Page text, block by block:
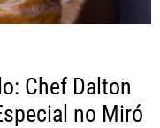
Chef Dalton
no Miró